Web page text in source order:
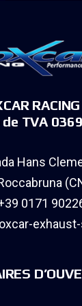
de TVA
Hans
0171